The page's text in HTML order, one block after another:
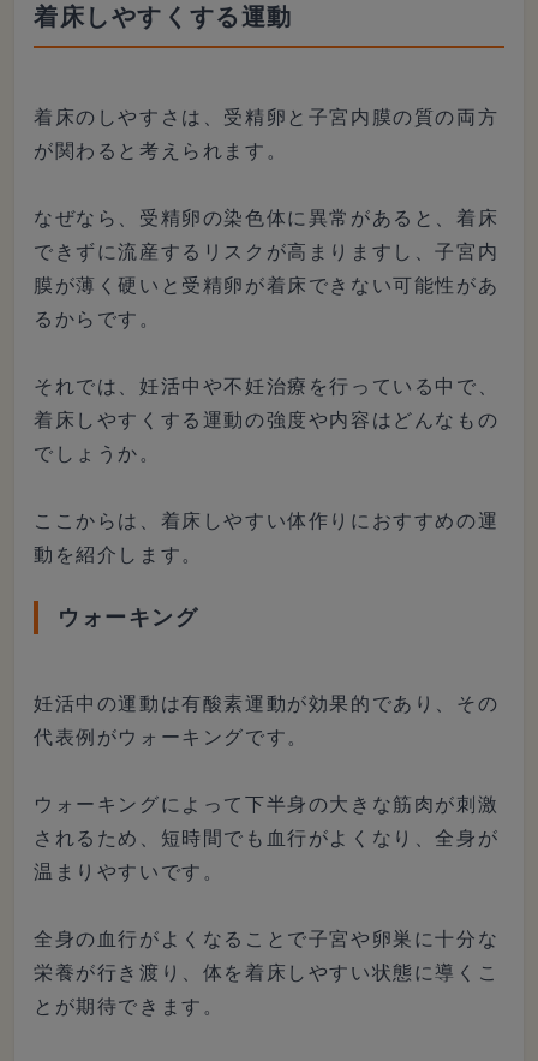
着床しやすくする運動
着床のしやすさは、受精卵と子宮内膜の質の両方
が関わると考えられます。
なぜなら、受精卵の染色体に異常があると、着床
できずに流産するリスクが高まりますし、子宮内
膜が薄く硬いと受精卵が着床できない可能性があ
るからです。
それでは、妊活中や不妊治療を行っている中で、
着床しやすくする運動の強度や内容はどんなもの
でしょうか。
ここからは、着床しやすい体作りにおすすめの運
動を紹介します。
ウォーキング
妊活中の運動は有酸素運動が効果的であり、その
代表例がウォーキングです。
ウォーキングによって下半身の大きな筋肉が刺激
されるため、短時間でも血行がよくなり、全身が
温まりやすいです。
全身の血行がよくなることで子宮や卵巣に十分な
栄養が行き渡り、体を着床しやすい状態に導くこ
とが期待できます。